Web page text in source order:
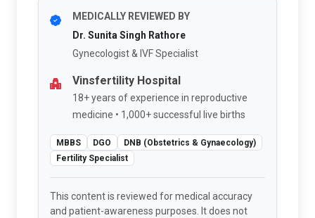
MEDICALLY REVIEWED BY
Dr. Sunita Singh Rathore
Gynecologist & IVF Specialist
Vinsfertility Hospital
18+ years of experience in reproductive
medicine • 1,000+ successful live births
MBBS DGO
DNB (Obstetrics & Gynaecology)
Fertility Specialist
This content is reviewed for medical accuracy
and patient-awareness purposes. It does not